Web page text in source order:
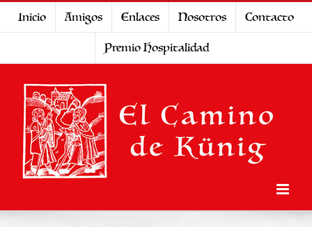
Inicio Amigos Enlaces Nosotros
Contacto
Premio Hospitalidad